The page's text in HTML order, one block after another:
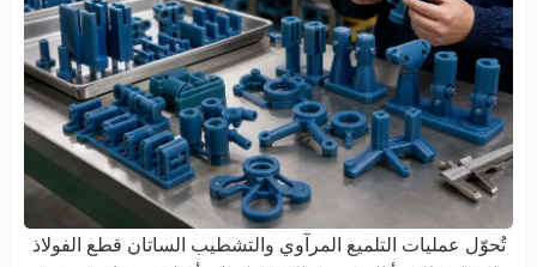
تُحوّل عمليات التلميع المرآوي والتشطيب الساتان قطع الفولاذ